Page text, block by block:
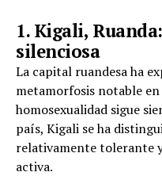
1. Kigali,
silenciosa
La capital ruandesa ha
metamorfosis notable
homosexualidad sigue
país, Kigali se ha
relativamente tolerante
activa.